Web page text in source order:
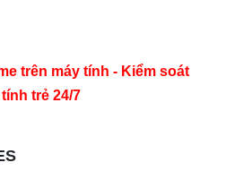
trên máy tính - Kiểm soát
trẻ 24/7